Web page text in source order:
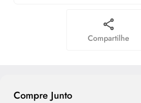
Compartilhe
Compre Junto